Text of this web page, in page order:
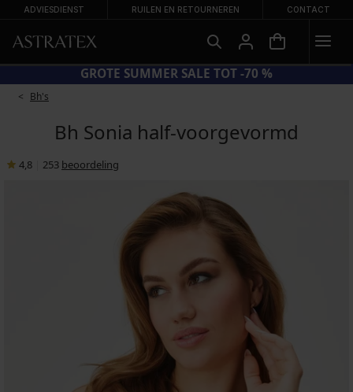
ADVIESDIENST RUILEN EN RETOURNEREN CONTACT
CODE BRA20 = BH'S -20%
Bh's
Bh Sonia half-voorgevormd
4,8 253 beoordeling